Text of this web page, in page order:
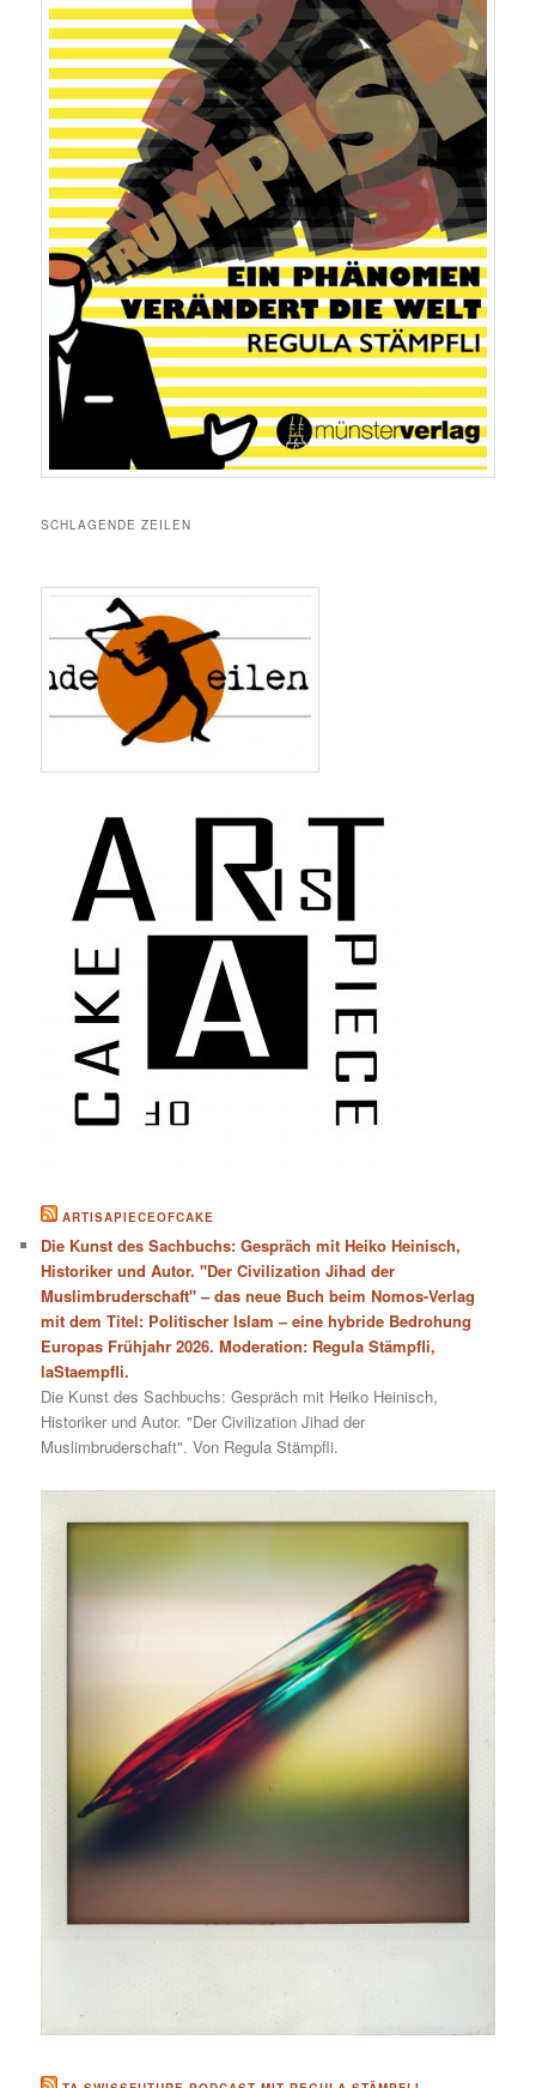
SCHLAGENDE ZEILEN
ARTISAPIECEOFCAKE
Die Kunst des Sachbuchs: Gespräch mit Heiko Heinisch,
Historiker und Autor. "Der Civilization Jihad der
Muslimbruderschaft" – das neue Buch beim Nomos-Verlag
mit dem Titel: Politischer Islam – eine hybride Bedrohung
Europas Frühjahr 2026. Moderation: Regula Stämpfli,
laStaempfli.
Die Kunst des Sachbuchs: Gespräch mit Heiko Heinisch,
Historiker und Autor. "Der Civilization Jihad der
Muslimbruderschaft". Von Regula Stämpfli.